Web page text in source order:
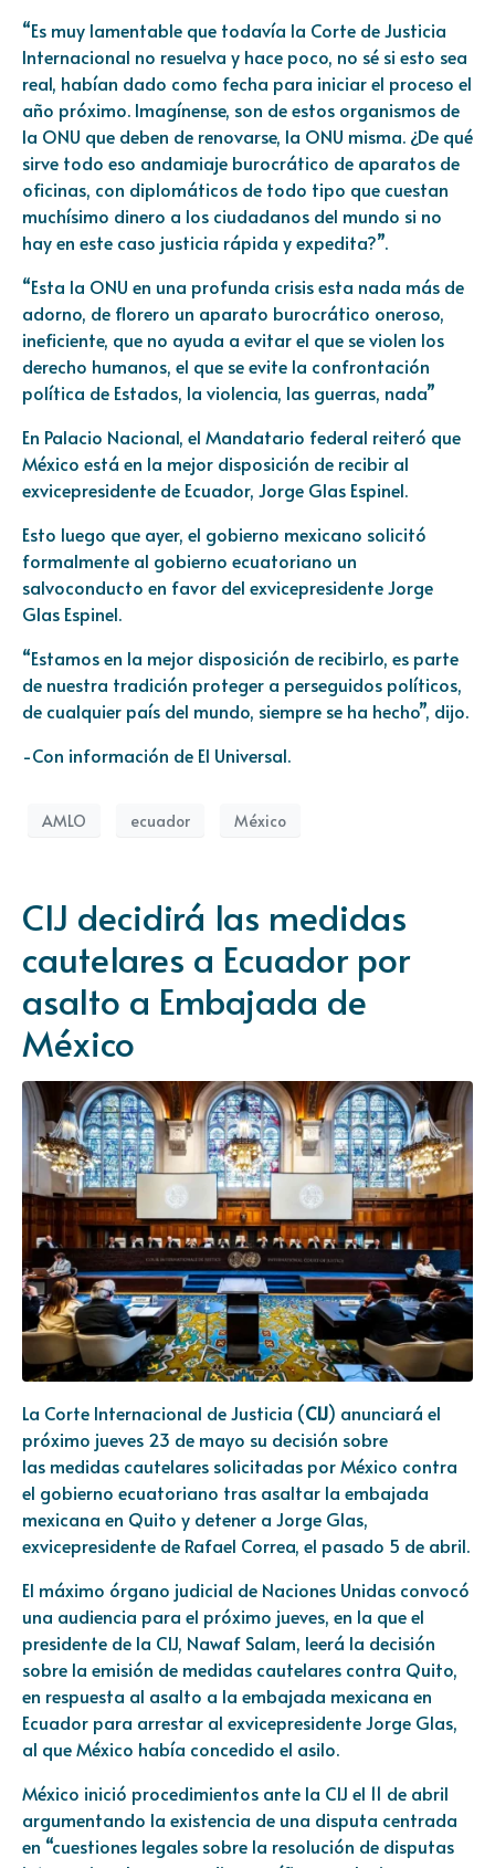
“Es muy lamentable que todavía la Corte de Justicia
Internacional no resuelva y hace poco, no sé si esto sea
real, habían dado como fecha para iniciar el proceso el
año próximo. Imagínense, son de estos organismos de
la ONU que deben de renovarse, la ONU misma. ¿De qué
sirve todo eso andamiaje burocrático de aparatos de
oficinas, con diplomáticos de todo tipo que cuestan
muchísimo dinero a los ciudadanos del mundo si no
hay en este caso justicia rápida y expedita?”.
“Esta la ONU en una profunda crisis esta nada más de
adorno, de florero un aparato burocrático oneroso,
ineficiente, que no ayuda a evitar el que se violen los
derecho humanos, el que se evite la confrontación
política de Estados, la violencia, las guerras, nada”
En Palacio Nacional, el Mandatario federal reiteró que
México está en la mejor disposición de recibir al
exvicepresidente de Ecuador, Jorge Glas Espinel.
Esto luego que ayer, el gobierno mexicano solicitó
formalmente al gobierno ecuatoriano un
salvoconducto en favor del exvicepresidente Jorge
Glas Espinel.
“Estamos en la mejor disposición de recibirlo, es parte
de nuestra tradición proteger a perseguidos políticos,
de cualquier país del mundo, siempre se ha hecho”, dijo.
-Con información de El Universal.
AMLO ecuador México
CIJ decidirá las medidas
cautelares a Ecuador por
asalto a Embajada de
México
La Corte Internacional de Justicia (CIJ) anunciará el
próximo jueves 23 de mayo su decisión sobre
las medidas cautelares solicitadas por México contra
el gobierno ecuatoriano tras asaltar la embajada
mexicana en Quito y detener a Jorge Glas,
exvicepresidente de Rafael Correa, el pasado 5 de abril.
El máximo órgano judicial de Naciones Unidas convocó
una audiencia para el próximo jueves, en la que el
presidente de la CIJ, Nawaf Salam, leerá la decisión
sobre la emisión de medidas cautelares contra Quito,
en respuesta al asalto a la embajada mexicana en
Ecuador para arrestar al exvicepresidente Jorge Glas,
al que México había concedido el asilo.
México inició procedimientos ante la CIJ el 11 de abril
argumentando la existencia de una disputa centrada
en “cuestiones legales sobre la resolución de disputas